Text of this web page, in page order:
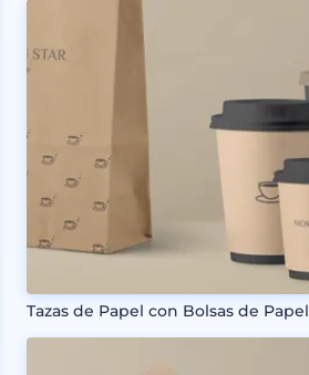
Tazas de Papel con Bolsas de Papel